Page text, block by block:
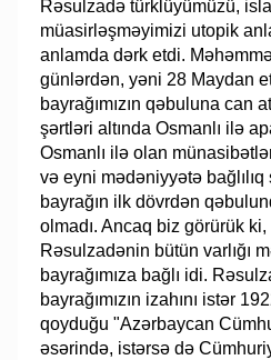
Rəsulzadə türklüyümüzü,
müasirləşməyimizi utopik
anlamda dərk etdi.
günlərdən, yəni 28 Maydan
bayrağımızın qəbuluna can
şərtləri altında Osmanlı ilə
Osmanlı ilə olan
və eyni mədəniyyətə
bayrağın ilk dövrdən
olmadı. Ancaq biz görürük
Rəsulzadənin bütün varlığı
bayrağımıza bağlı idi.
bayrağımızın izahını istər
qoyduğu "Azərbaycan
əsərində, istərsə də